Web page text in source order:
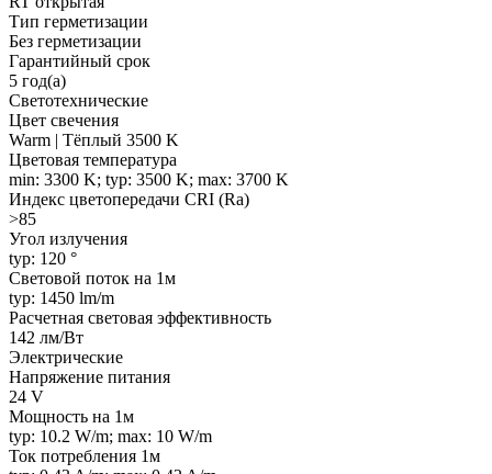
Тип герметизации
Без герметизации
Гарантийный срок
5 год(а)
Светотехнические
Цвет свечения
Warm | Тёплый 3500 K
Цветовая температура
min: 3300 K; typ: 3500 K; max: 3700 K
Индекс цветопередачи CRI (Ra)
>85
Угол излучения
typ: 120 °
Световой поток на 1м
typ: 1450 lm/m
Расчетная световая эффективность
142 лм/Вт
Электрические
Напряжение питания
24 V
Мощность на 1м
typ: 10.2 W/m; max: 10 W/m
Ток потребления 1м